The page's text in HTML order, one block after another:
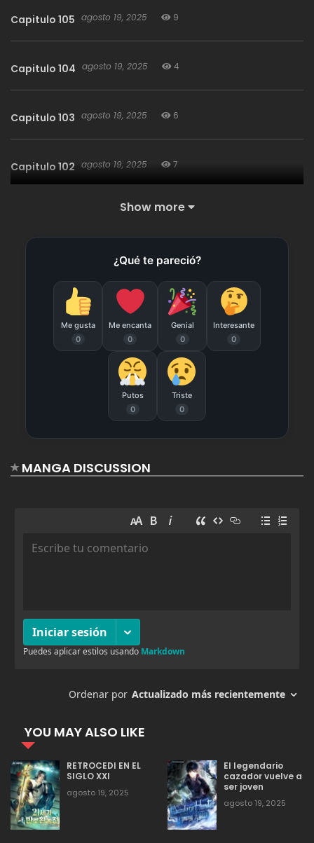
Capitulo 105 agosto 19, 2025 9
Capitulo 104 agosto 19, 2025 4
Capitulo 103 agosto 19, 2025 6
Capitulo 102 agosto 19, 2025 7
agosto 19, 2025 6
agosto 19, 2025 4
Capitulo 99 agosto 19, 2025 6
agosto 19, 2025 7
agosto 19, 2025
Capitulo 96
Capitulo 92 agosto 19, 2025 4
agosto 19, 2025
Capitulo 89 6
Show more
¿Qué te pareció?
Me gusta
0
Me encanta
0
Genial
0
Interesante
0
Putos
0
Triste
0
MANGA DISCUSSION
YOU MAY ALSO LIKE
RETROCEDI EN EL
SIGLO XXI
agosto 19, 2025
El legendario
cazador vuelve a
ser joven
agosto 19, 2025